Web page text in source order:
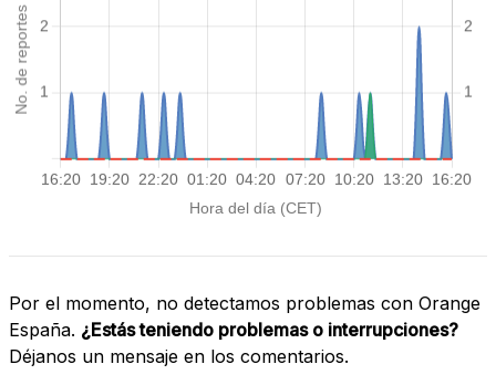
Por el momento, no detectamos problemas con Orange
España. ¿Estás teniendo problemas o interrupciones?
Déjanos un mensaje en los comentarios.